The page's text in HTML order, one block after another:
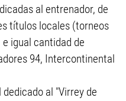
al entrenador, de
títulos locales (torneos
igual cantidad de
94, Intercontinental
al "Virrey de